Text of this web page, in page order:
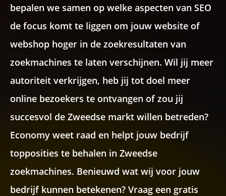
bepalen we samen op welke aspecten van SEO
de focus komt te liggen om jouw website of
webshop hoger in de zoekresultaten van
zoekmachines te laten verschijnen. Wil jij meer
autoriteit verkrijgen, heb jij tot doel meer
online bezoekers te ontvangen of zou jij
succesvol de Zweedse markt willen betreden?
Economy weet raad en helpt jouw bedrijf
topposities te behalen in Zweedse
zoekmachines. Benieuwd wat wij voor jouw
bedrijf kunnen betekenen? Vraag een gratis